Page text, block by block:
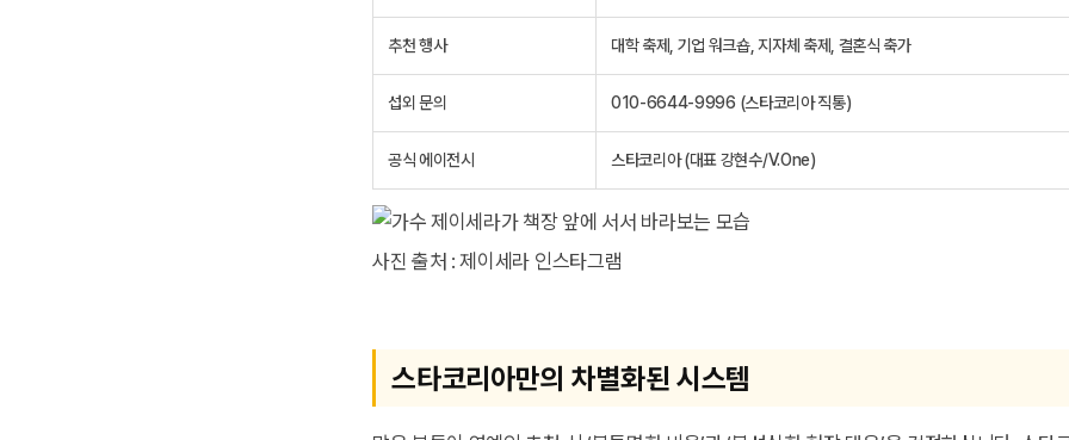
추천 행사 대학 축제, 기업 워크숍, 지자체 축제, 결혼식 축가
섭외 문의 010-6644-9996 (스타코리아 직통)
공식 에이전시 스타코리아 (대표 강현수/V.One)
사진 출처 : 제이세라 인스타그램
스타코리아만의 차별화된 시스템